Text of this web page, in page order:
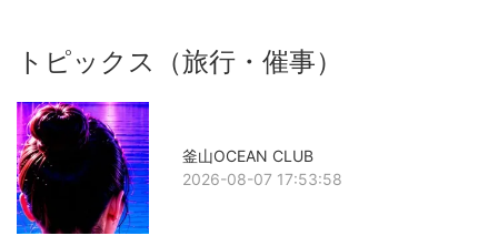
トピックス（旅行・催事）
釜山OCEAN CLUB
2026-08-07 17:53:58